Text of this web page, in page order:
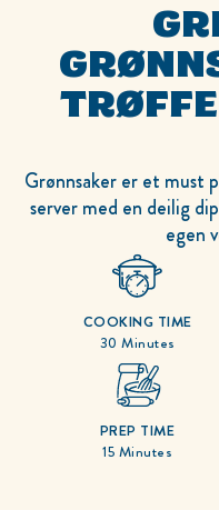
Grønnsaker er et must
server med en deilig
egen
30 Minutes
COOKING TIME
15 Minutes
PREP TIME